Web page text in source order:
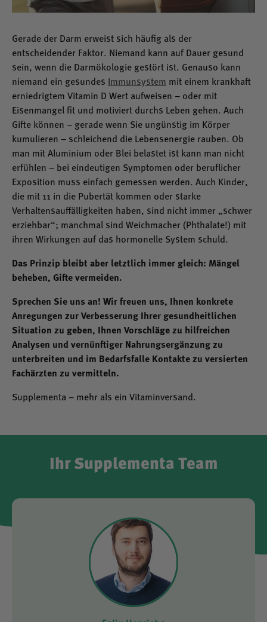
Gerade der Darm erweist sich häufig als der
entscheidender Faktor. Niemand kann auf Dauer gesund
sein, wenn die Darmökologie gestört ist. Genauso kann
niemand ein gesundes
Immunsystem mit einem krankhaft
erniedrigtem Vitamin D Wert aufweisen – oder mit
Eisenmangel fit und motiviert durchs Leben gehen. Auch
Gifte können – gerade wenn Sie ungünstig im Körper
kumulieren – schleichend die Lebensenergie rauben. Ob
man mit Aluminium oder Blei belastet ist kann man nicht
erfühlen – bei eindeutigen Symptomen oder beruflicher
Exposition muss einfach gemessen werden. Auch Kinder,
die mit 11 in die Pubertät kommen oder starke
Verhaltensauffälligkeiten haben, sind nicht immer „schwer
erziehbar“; manchmal sind Weichmacher (Phthalate!) mit
ihren Wirkungen auf das hormonelle System schuld.
Das Prinzip bleibt aber letztlich immer gleich: Mängel
beheben, Gifte vermeiden.
Sprechen Sie uns an! Wir freuen uns, Ihnen konkrete
Anregungen zur Verbesserung Ihrer gesundheitlichen
Situation zu geben, Ihnen Vorschläge zu hilfreichen
Analysen und vernünftiger Nahrungsergänzung zu
unterbreiten und im Bedarfsfalle Kontakte zu versierten
Fachärzten zu vermitteln.
Supplementa – mehr als ein Vitaminversand.
Ihr Supplementa Team